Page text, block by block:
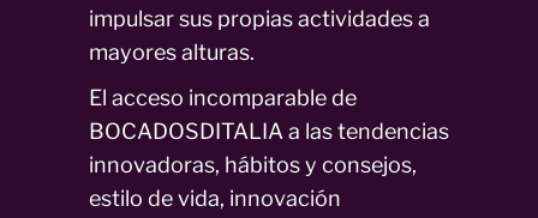
impulsar sus propias actividades a
mayores alturas.
El acceso incomparable de
BOCADOSDITALIA a las tendencias
innovadoras, hábitos y consejos,
estilo de vida, innovación